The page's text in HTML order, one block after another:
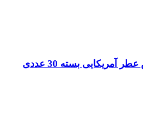
آمریکایی بسته 30 عددی